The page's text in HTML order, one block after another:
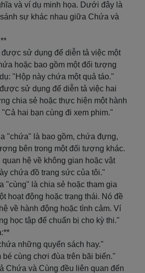
và ví dụ minh họa. Dưới đây là
sự khác nhau giữa Chứa và
sử dụng để diễn tả việc một
hoặc bao gồm một đối tượng
"Hộp này chứa một quả táo."
sử dụng để diễn tả việc hai
chia sẻ hoặc thực hiện một hành
hai bạn cùng đi xem phim."
"chứa" là bao gồm, chứa đựng,
bên trong một đối tượng khác.
quan hệ về không gian hoặc vật
chứa đồ trang sức của tôi."
"cùng" là chia sẻ hoặc tham gia
hoạt động hoặc trạng thái. Nó đề
về hành động hoặc tình cảm. Ví
học tập để chuẩn bị cho kỳ thi."
những quyển sách hay."
bé cùng chơi đùa trên bãi biển."
Chứa và Cùng đều liên quan đến